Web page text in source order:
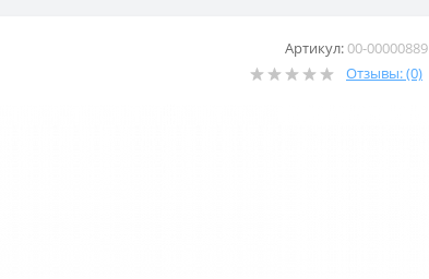
Артикул:00-00000889
Отзывы: (0)